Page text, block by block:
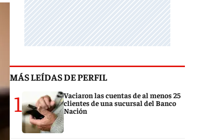
MÁS LEÍDAS DE PERFIL
1
Vaciaron las cuentas de al menos 25
clientes de una sucursal del Banco
Nación